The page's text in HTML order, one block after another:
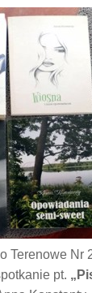
Terenowe Nr
pt.